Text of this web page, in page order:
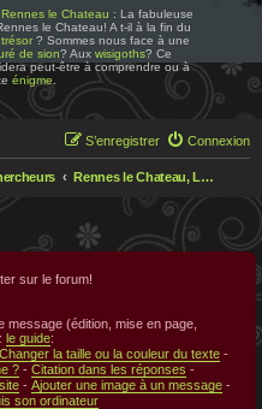
Rennes le Chateau : La fabuleuse
le Chateau! A t-il à la fin du
trésor? Sommes nous face à une
de sion? Aux wisigoths? Ce
peut-être à comprendre ou à
énigme
Connexion
S’enregistrer
Rennes le Chateau, Le rendez-vous des chercheurs
sur le forum!
(édition, mise en page,
le guide:
Changer la taille ou la couleur du texte -
? - Citation dans les réponses -
- Ajouter une image à un message -
son ordinateur